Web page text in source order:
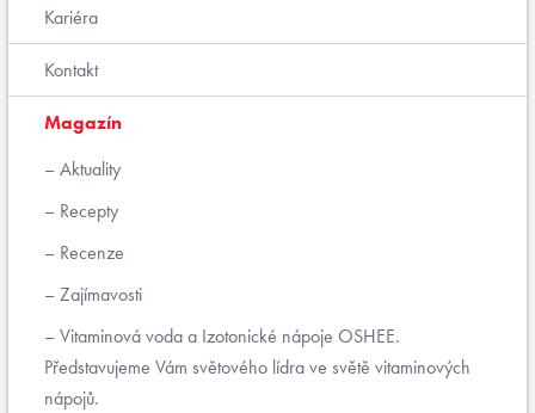
Kariéra
Kontakt
Magazín
Aktuality
Recepty
Recenze
Zajímavosti
Vitaminová voda a Izotonické nápoje OSHEE.
Představujeme Vám světového lídra ve světě vitaminových
nápojů.